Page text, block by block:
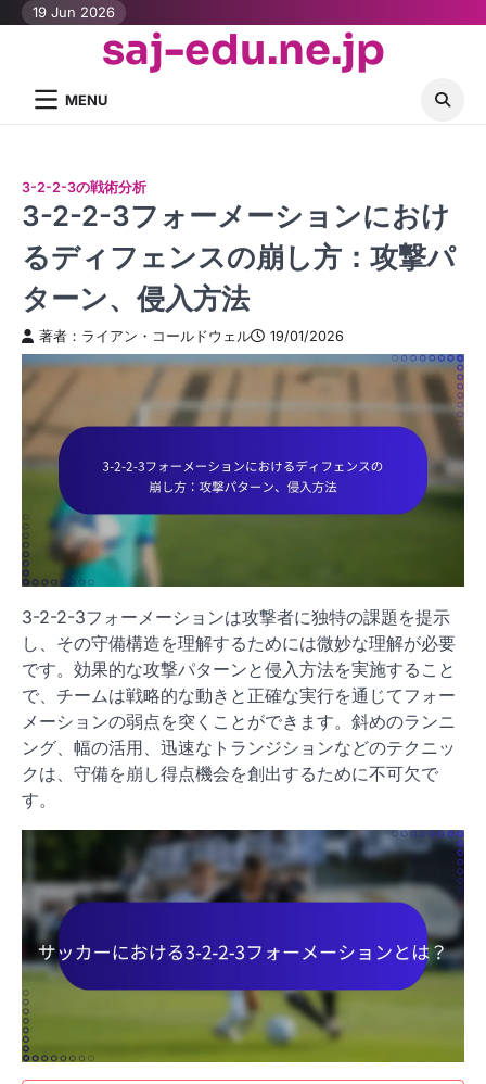
Skip19 Jun 2026
saj-edu.ne.jp
MENU
3-2-2-3の戦術分析
3-2-2-3フォーメーションにおけ
るディフェンスの崩し方：攻撃パ
ターン、侵入方法
著者：ライアン・コールドウェル 19/01/2026
3-2-2-3フォーメーションは攻撃者に独特の課題を提示
し、その守備構造を理解するためには微妙な理解が必要
です。効果的な攻撃パターンと侵入方法を実施すること
で、チームは戦略的な動きと正確な実行を通じてフォー
メーションの弱点を突くことができます。斜めのランニ
ング、幅の活用、迅速なトランジションなどのテクニッ
クは、守備を崩し得点機会を創出するために不可欠で
す。